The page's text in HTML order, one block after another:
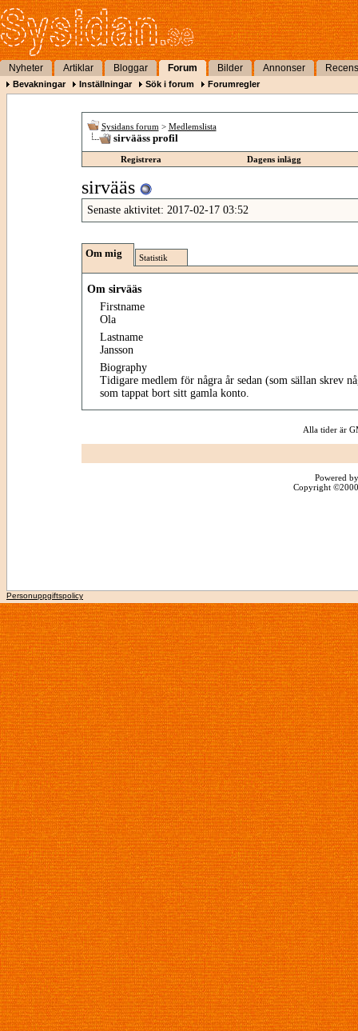
Nyheter Artiklar Bloggar Forum Bilder Annonser
Bevakningar Inställningar Sök i forum Forumregler
Sysidans forum > Medlemslista
sirvääss profil
Registrera Dagens inlägg
sirvääs
Senaste aktivitet: 2017-02-17 03:52
Om mig Statistik
Om sirvääs
Firstname
Ola
Lastname
Jansson
Biography
Tidigare medlem för några år sedan (som sällan skrev
som tappat bort sitt gamla konto.
Alla tider är
Powered
Copyright
Personuppgiftspolicy